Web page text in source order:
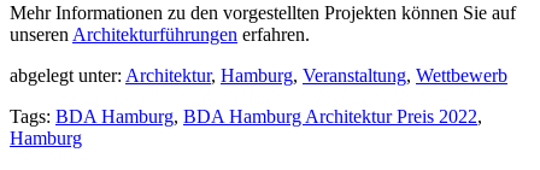
Mehr Informationen zu den vorgestellten Projekten können Sie auf
unseren Architekturführungen erfahren.
abgelegt unter: Architektur, Hamburg, Veranstaltung, Wettbewerb
Tags: BDA Hamburg, BDA Hamburg Architektur Preis 2022,
Hamburg